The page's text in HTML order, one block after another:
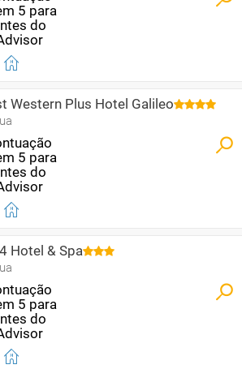
Western Plus Hotel Galileo
Hotel & Spa